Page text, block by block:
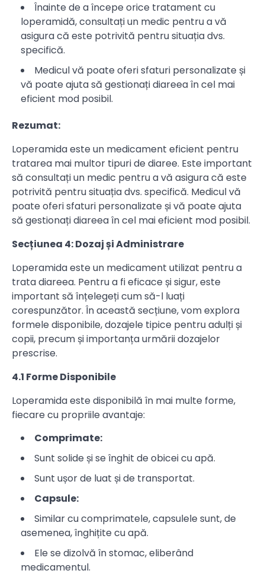
Înainte de a începe orice tratament cu
loperamidă, consultați un medic pentru a vă
asigura că este potrivită pentru situația dvs.
specifică.
Medicul vă poate oferi sfaturi personalizate și
vă poate ajuta să gestionați diareea în cel mai
eficient mod posibil.
Rezumat:
Loperamida este un medicament eficient pentru
tratarea mai multor tipuri de diaree. Este important
să consultați un medic pentru a vă asigura că este
potrivită pentru situația dvs. specifică. Medicul vă
poate oferi sfaturi personalizate și vă poate ajuta
să gestionați diareea în cel mai eficient mod posibil.
Secțiunea 4: Dozaj și Administrare
Loperamida este un medicament utilizat pentru a
trata diareea. Pentru a fi eficace și sigur, este
important să înțelegeți cum să-l luați
corespunzător. În această secțiune, vom explora
formele disponibile, dozajele tipice pentru adulți și
copii, precum și importanța urmării dozajelor
prescrise.
4.1 Forme Disponibile
Loperamida este disponibilă în mai multe forme,
fiecare cu propriile avantaje:
Comprimate:
Sunt solide și se înghit de obicei cu apă.
Sunt ușor de luat și de transportat.
Capsule:
Similar cu comprimatele, capsulele sunt, de
asemenea, înghițite cu apă.
Ele se dizolvă în stomac, eliberând
medicamentul.